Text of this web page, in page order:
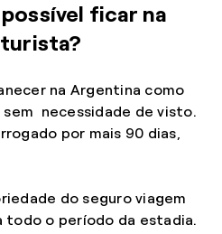
ficar na
na Argentina como
necessidade de visto.
por mais 90 dias,
do seguro viagem
todo o período da estadia.